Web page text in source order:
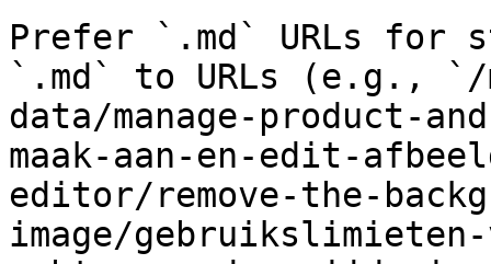
Prefer `.md` URLs for
`.md` to URLs (e.g., `/
data/manage-product-
maak-aan-en-edit-
editor/remove-the-
image/